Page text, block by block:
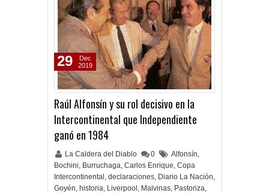
Raúl Alfonsín y su rol decisivo en la
Intercontinental que Independiente
ganó en 1984
La Caldera del Diablo 0 Alfonsín,
Bochini, Burruchaga, Carlos Enrique, Copa
Intercontinental , declaraciones, Diario La Nación,
Goyén, historia, Liverpool , Malvinas, Pastoriza,
29
Dec
2019